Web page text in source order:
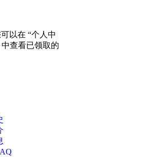
以在 “个人中
中查看已领取的